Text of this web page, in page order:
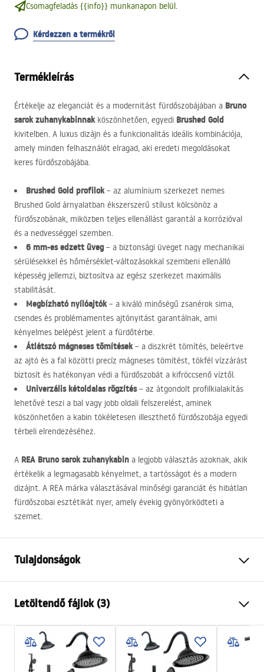
Csomagfeladás {{info}} munkanapon belül.
Kérdezzen a termékről
Termékleírás
Értékelje az eleganciát és a modernitást fürdőszobájában a Bruno
sarok zuhanykabinnakköszönhetően, egyedi Brushed Gold
kivitelben. A luxus dizájn és a funkcionalitás ideális kombinációja,
amely minden felhasználót elragad, aki eredeti megoldásokat
keres fürdőszobájába.
Brushed Gold profilok– az alumínium szerkezet nemes
Brushed Gold árnyalatban ékszerszerű stílust kölcsönöz a
fürdőszobának, miközben teljes ellenállást garantál a korrózióval
és a nedvességgel szemben.
6 mm-es edzett üveg– a biztonsági üveget nagy mechanikai
sérülésekkel és hőmérséklet-változásokkal szembeni ellenálló
képesség jellemzi, biztosítva az egész szerkezet maximális
stabilitását.
Megbízható nyílóajtók– a kiváló minőségű zsanérok sima,
csendes és problémamentes ajtónyitást garantálnak, ami
kényelmes belépést jelent a fürdőtérbe.
Átlátszó mágneses tömítések– a diszkrét tömítés, beleértve
az ajtó és a fal közötti precíz mágneses tömítést, tökfél vízzárást
biztosít és hatékonyan védi a fürdőszobát a kifröccsenő víztől.
Univerzális kétoldalas rögzítés– az átgondolt profilkialakítás
lehetővé teszi a bal vagy jobb oldali felszerelést, aminek
köszönhetően a kabin tökéletesen illeszthető fürdőszobája egyedi
térbeli elrendezéséhez.
A REA Bruno sarok zuhanykabin a legjobb választás azoknak, akik
értékelik a legmagasabb kényelmet, a tartósságot és a modern
dizájnt. A REA márka választásával minőségi garanciát és hibátlan
fürdőszobai esztétikát nyer, amely évekig gyönyörködteti a
szemet.
Tulajdonságok
Szín
Kabin típusa
Sarok
Az üveg színe
Átlátszó 6mm
A nyitás módja
Dönthető
Letöltendő fájlok (3)
Warunki bezpieczeństwa
WARUNKI BEZPIECZENSTWA KABINY DRZWI